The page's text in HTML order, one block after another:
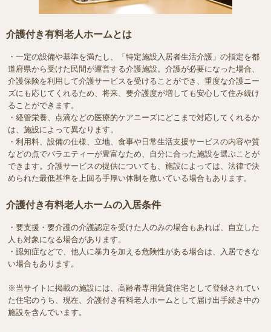
介護付き有料老人ホームとは
・一定の設備や基準を満たし、「特定施設入居者生活介護」の指定を都
道府県から受けた民間が運営する介護施設。介護が必要になった場合、
介護保険を利用して介護サービスを受けることができ、重度な介護ニー
ズにも応じてくれるため、将来、要介護度が増しても安心して住み続け
ることができます。
・経管栄養、点滴などの医療的ケアニーズにどこまで対応してくれるか
は、施設によって異なります。
・利用料、設備の仕様、立地、食事や日常生活支援サービスの内容や質
などの点でバラエティーが豊富なため、自分に合った施設を選ぶことが
できます。介護サービスの提供についても、施設によっては、法律で決
められた最低基準を上回る手厚い体制を敷いている場合もあります。
介護付き有料老人ホームの入居条件
・要支援・要介護の介護認定を受けた人のみの場合もあれば、自立した
人も対象になる場合があります。
・認知症などで、他人に暴力を加える危険性がある場合は、入居できな
い場合もあります。
※当サイトに掲載の施設には、高齢者専用賃貸住宅として登録されてい
た住宅のうち、現在、介護付き有料老人ホームとして届け出手続き中の
施設を含んでいます。